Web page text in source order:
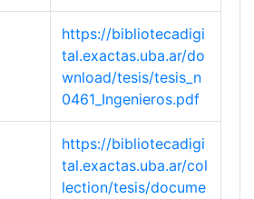
https://bibliotecadigi
tal.exactas.uba.ar/do
wnload/tesis/tesis_n
0461_Ingenieros.pdf
https://bibliotecadigi
tal.exactas.uba.ar/col
lection/tesis/docume